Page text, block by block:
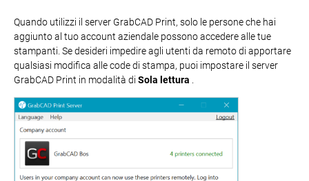
Quando utilizzi il server GrabCAD Print, solo le persone che hai
aggiunto al tuo account aziendale possono accedere alle tue
stampanti. Se desideri impedire agli utenti da remoto di apportare
qualsiasi modifica alle code di stampa, puoi impostare il server
GrabCAD Print in modalità di Sola lettura